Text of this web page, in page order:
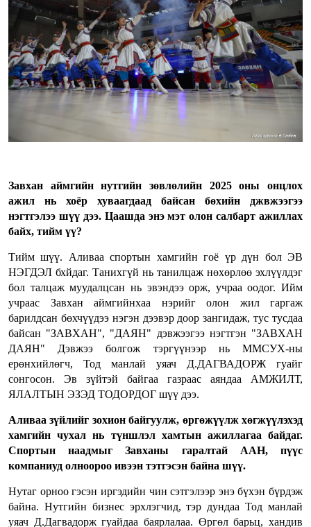
Завхан аймгийн нутгийн зөвлөлийн 2025 оны онцлох
ажил нь хоёр хуваагдаад байсан бөхийн джвжээгээ
нэгтгэлээ шүү дээ. Цаашда энэ мэт олон салбарт ажиллах
байх, тийм үү?
Тийм шүү. Аливаа спортын хамгийн гоё үр дүн бол ЭВ
НЭГДЭЛ бхйдаг. Танихгүй нь танилцаж нөхөрлөө эхлүүлдэг
бол талцаж муудалцсан нь эвэндээ орж, учраа оодог. Ийм
учраас Завхан аймгийнхаа нэрийг олон жил гаргаж
барилдсан бөхчүүдээ нэгэн дээвэр доор зангидаж, тус тусдаа
байсан "ЗАВХАН", "ДАЯН" дэвжээгээ нэгтгэн "ЗАВХАН
ДАЯН" Дэвжээ болгож тэргүүнээр нь ММСУХ-ны
ерөнхийлөгч, Тод манлай уяач Д.ДАГВАДОРЖ гуайг
сонгосон. Эв зүйтэй байгаа газраас аяндаа АМЖИЛТ,
ЯЛАЛТЫН ЭЗЭД ТОДОРДОГ шүү дээ.
Аливаа зүйлийг зохион байгуулж, өргөжүүлж хөгжүүлэхэд
хамгийн чухал нь түншлэл хамтын ажиллагаа байдаг.
Спортын наадмыг Завханы гаралтай ААН, пүүс
компаниуд олноороо ивээн тэтгэсэн байна шүү.
Нутаг орноо гэсэн иргэдийн чин сэтгэлээр энэ бүхэн бүрдэж
байна. Нутгийн бизнес эрхлэгчид, тэр дундаа Тод манлай
уяач Д.Дагвадорж гуайдаа баярлалаа. Өргөл барьц, хандив